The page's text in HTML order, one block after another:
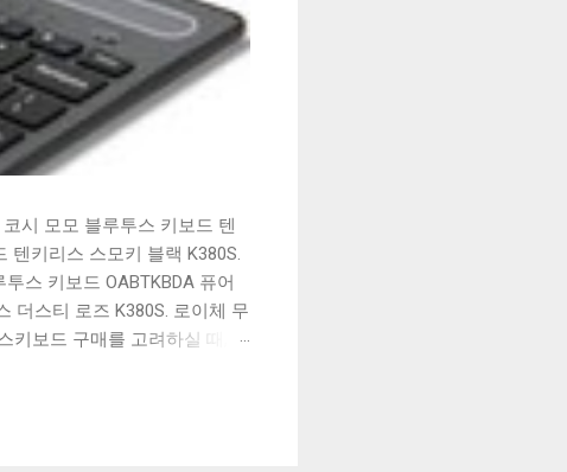
시 모모 블루투스 키보드 텐
텐키리스 스모키 블랙 K380S.
스 키보드 OABTKBDA 퓨어
더스티 로즈 K380S. 로이체 무
키보드 구매를 고려하실 때, 추